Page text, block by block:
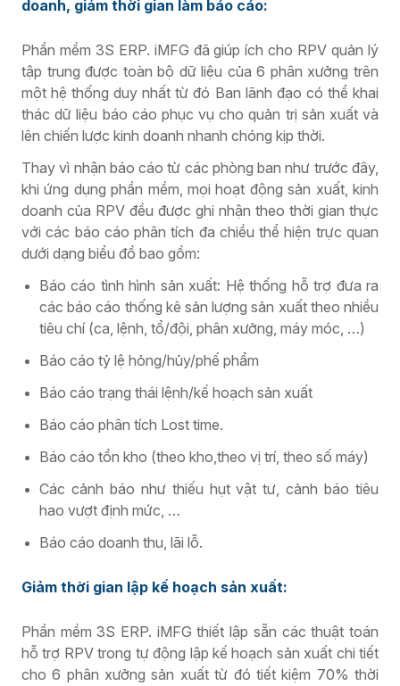
doanh, giảm thời gian làm báo cáo:
Phần mềm 3S ERP. iMFG đã giúp ích cho RPV quản lý
tập trung được toàn bộ dữ liệu của 6 phân xưởng trên
một hệ thống duy nhất từ đó Ban lãnh đạo có thể khai
thác dữ liệu báo cáo phục vụ cho quản trị sản xuất và
lên chiến lược kinh doanh nhanh chóng kịp thời.
Thay vì nhận báo cáo từ các phòng ban như trước đây,
khi ứng dụng phần mềm, mọi hoạt động sản xuất, kinh
doanh của RPV đều được ghi nhận theo thời gian thực
với các báo cáo phân tích đa chiều thể hiện trực quan
dưới dạng biểu đồ bao gồm:
Báo cáo tình hình sản xuất: Hệ thống hỗ trợ đưa ra
các báo cáo thống kê sản lượng sản xuất theo nhiều
tiêu chí (ca, lệnh, tổ/đội, phân xưởng, máy móc, …)
Báo cáo tỷ lệ hỏng/hủy/phế phẩm
Báo cáo trạng thái lệnh/kế hoạch sản xuất
Báo cáo phân tích Lost time.
Báo cáo tồn kho (theo kho,theo vị trí, theo số máy)
Các cảnh báo như thiếu hụt vật tư, cảnh báo tiêu
hao vượt định mức, …
Báo cáo doanh thu, lãi lỗ.
Giảm thời gian lập kế hoạch sản xuất:
Phần mềm 3S ERP. iMFG thiết lập sẵn các thuật toán
hỗ trợ RPV trong tự động lập kế hoạch sản xuất chi tiết
cho 6 phân xưởng sản xuất từ đó tiết kiệm 70% thời